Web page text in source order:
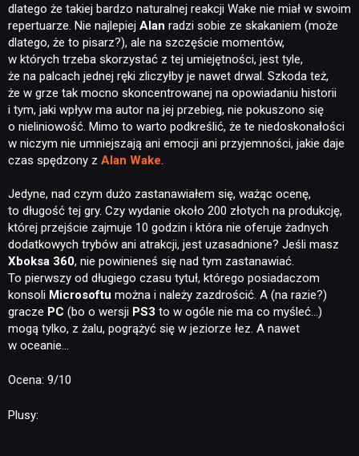
dlatego że takiej bardzo naturalnej reakcji Wake nie miał w swoim
repertuarze. Nie najlepiej Alan radzi sobie ze skakaniem (może
dlatego, że to pisarz?), ale na szczęście momentów,
w których trzeba skorzystać z tej umiejętności, jest tyle,
że na palcach jednej ręki zliczyłby je nawet drwal. Szkoda też,
że w grze tak mocno skoncentrowanej na opowiadaniu historii
i tym, jaki wpływ ma autor na jej przebieg, nie pokuszono się
o nieliniowość. Mimo to warto podkreślić, że te niedoskonałości
w niczym nie umniejszają ani emocji ani przyjemności, jakie daje
czas spędzony z Alan Wake.
Jedyne, nad czym dużo zastanawiałem się, ważąc ocenę,
to długość tej gry. Czy wydanie około 200 złotych na produkcję,
której przejście zajmuje 10 godzin i która nie oferuje żadnych
dodatkowych trybów ani atrakcji, jest uzasadnione? Jeśli masz
Xboksa 360, nie powinieneś się nad tym zastanawiać.
To pierwszy od długiego czasu tytuł, którego posiadaczom
konsoli Microsoftu można i należy zazdrościć. A (na razie?)
gracze PC (bo o wersji PS3 to w ogóle nie ma co myśleć…)
mogą tylko, z żalu, pogrążyć się w jeziorze łez. A nawet
w oceanie…
Ocena: 9/10
Plusy: